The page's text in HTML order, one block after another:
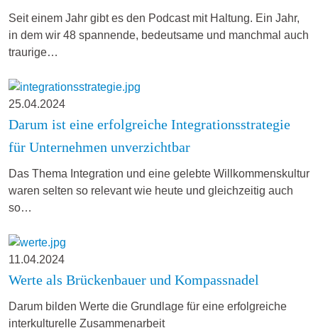
Seit einem Jahr gibt es den Podcast mit Haltung. Ein Jahr,
in dem wir 48 spannende, bedeutsame und manchmal auch
traurige…
25.04.2024
Darum ist eine erfolgreiche Integrationsstrategie
für Unternehmen unverzichtbar
Das Thema Integration und eine gelebte Willkommenskultur
waren selten so relevant wie heute und gleichzeitig auch
so…
11.04.2024
Werte als Brückenbauer und Kompassnadel
Darum bilden Werte die Grundlage für eine erfolgreiche
interkulturelle Zusammenarbeit